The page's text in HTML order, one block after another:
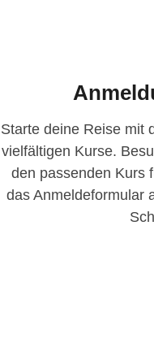
Starte deine Reise mit
vielfältigen Kurse.
den passenden Kurs
das Anmeldeformular